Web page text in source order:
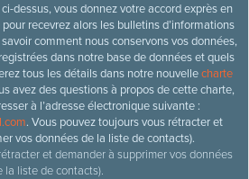
dessus, vous donnez votre accord exprès en
recevrez alors les bulletins d’informations
comment nous conservons vos données,
dans notre base de données et quels
tous les détails dans notre nouvellecharte
avez des questions à propos de cette charte,
à l’adresse électronique suivante :
. Vous pouvez toujours vous rétracter et
vos données de la liste de contacts).
et demander à supprimer vos données
la liste de contacts).